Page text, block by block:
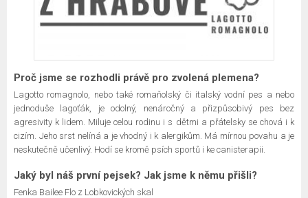
Proč jsme se rozhodli právě pro zvolená plemena?
Lagotto romagnolo, nebo také romaňolský či italský vodní pes a nebo
jednoduše lagoťák, je odolný, nenáročný a přizpůsobivý pes bez
agresivity k lidem. Miluje celou rodinu i s dětmi a přátelsky se chová i k
cizím. Jeho srst nelíná a je vhodný i k alergikům. Má mírnou povahu a je
neskutečně učenlivý. Hodí se kromě psích sportů i ke canisterapii.
Jaký byl náš první pejsek? Jak jsme k němu přišli?
Fenka Bailee Flo z Lobkovických skal